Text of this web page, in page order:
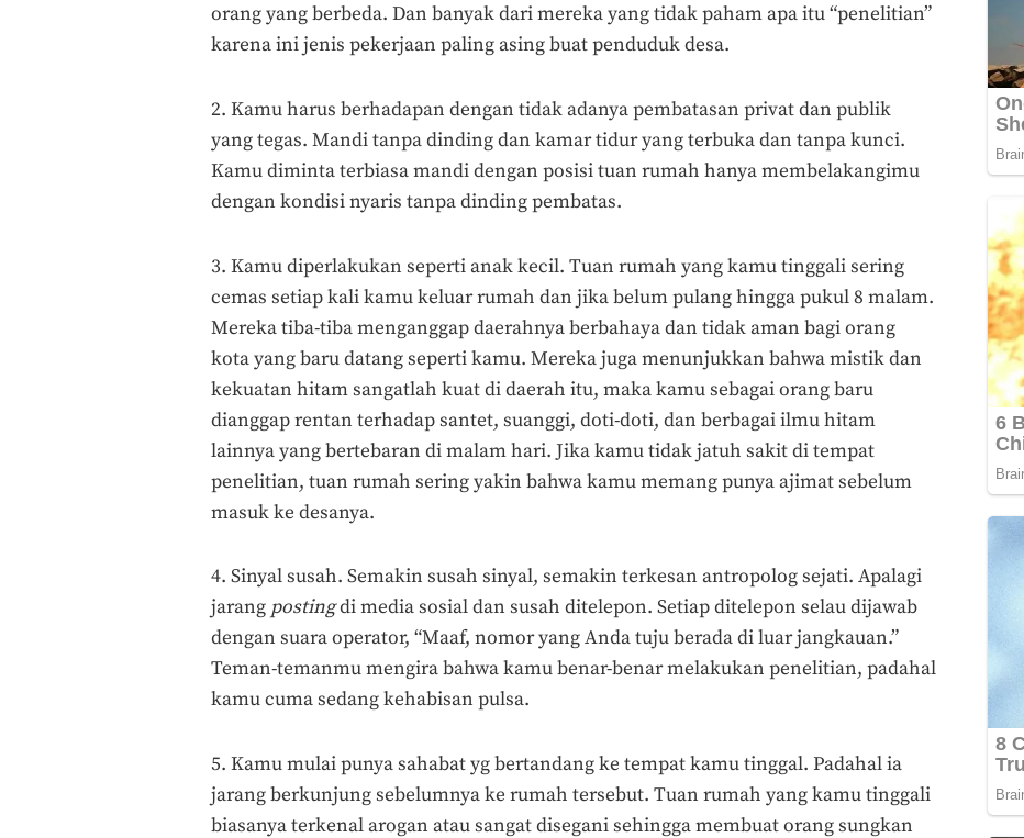
orang yang berbeda. Dan banyak dari mereka yang tidak paham apa itu “penelitian”
karena ini jenis pekerjaan paling asing buat penduduk desa.
2. Kamu harus berhadapan dengan tidak adanya pembatasan privat dan publik
yang tegas. Mandi tanpa dinding dan kamar tidur yang terbuka dan tanpa kunci.
Kamu diminta terbiasa mandi dengan posisi tuan rumah hanya membelakangimu
dengan kondisi nyaris tanpa dinding pembatas.
3. Kamu diperlakukan seperti anak kecil. Tuan rumah yang kamu tinggali sering
cemas setiap kali kamu keluar rumah dan jika belum pulang hingga pukul 8 malam.
Mereka tiba-tiba menganggap daerahnya berbahaya dan tidak aman bagi orang
kota yang baru datang seperti kamu. Mereka juga menunjukkan bahwa mistik dan
kekuatan hitam sangatlah kuat di daerah itu, maka kamu sebagai orang baru
dianggap rentan terhadap santet, suanggi, doti-doti, dan berbagai ilmu hitam
lainnya yang bertebaran di malam hari. Jika kamu tidak jatuh sakit di tempat
penelitian, tuan rumah sering yakin bahwa kamu memang punya ajimat sebelum
masuk ke desanya.
4. Sinyal susah. Semakin susah sinyal, semakin terkesan antropolog sejati. Apalagi
jarang postingdi media sosial dan susah ditelepon. Setiap ditelepon selau dijawab
dengan suara operator, “Maaf, nomor yang Anda tuju berada di luar jangkauan.”
Teman-temanmu mengira bahwa kamu benar-benar melakukan penelitian, padahal
kamu cuma sedang kehabisan pulsa.
5. Kamu mulai punya sahabat yg bertandang ke tempat kamu tinggal. Padahal ia
jarang berkunjung sebelumnya ke rumah tersebut. Tuan rumah yang kamu tinggali
biasanya terkenal arogan atau sangat disegani sehingga membuat orang sungkan